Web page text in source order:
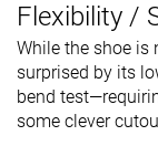
Flexibility /
While the shoe is
surprised by its
bend
some clever